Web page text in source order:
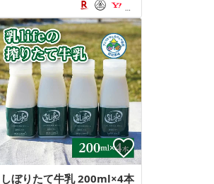
しぼりたて牛乳 200ml×4本